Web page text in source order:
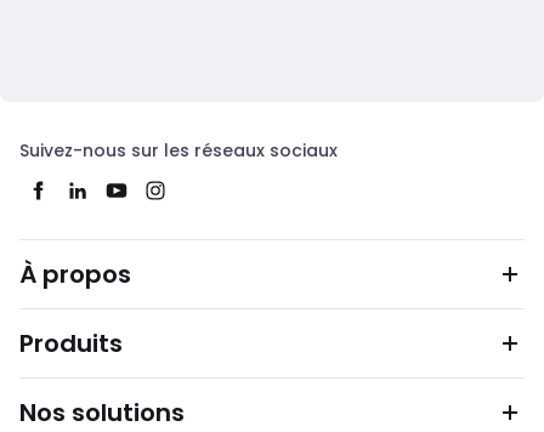
Suivez-nous sur les réseaux sociaux
À propos
Produits
Nos solutions